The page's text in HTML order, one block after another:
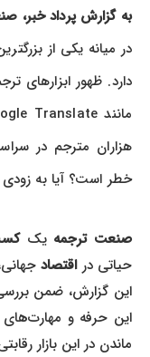
به گزارش پرداد خبر،
در میانه یکی از
هزاران مترجم در
خطر است؟ آیا به
صنعت ترجمه یک
حیاتی دراقتصاد
این حرفه و مهارت‌های
ماندن در این بازار